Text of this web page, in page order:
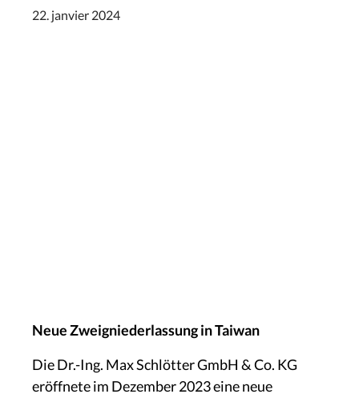
22. janvier 2024
Neue Zweigniederlassung in Taiwan
Die Dr.-Ing. Max Schlötter GmbH & Co. KG
eröffnete im Dezember 2023 eine neue